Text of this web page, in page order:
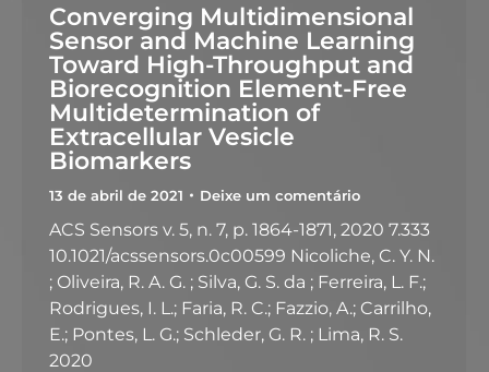
Converging Multidimensional
Sensor and Machine Learning
Toward High-Throughput and
Biorecognition Element-Free
Multidetermination of
Extracellular Vesicle
Biomarkers
13 de abril de 2021 Deixe um comentário
ACS Sensors v. 5, n. 7, p. 1864-1871, 2020 7.333
10.1021/acssensors.0c00599 Nicoliche, C. Y. N.
; Oliveira, R. A. G. ; Silva, G. S. da ; Ferreira, L. F.;
Rodrigues, I. L.; Faria, R. C.; Fazzio, A.; Carrilho,
E.; Pontes, L. G.; Schleder, G. R. ; Lima, R. S.
2020